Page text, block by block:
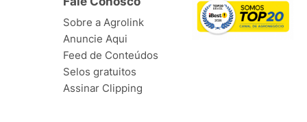
Sobre a Agrolink
Anuncie Aqui
Feed de Conteúdos
Selos gratuitos
Assinar Clipping